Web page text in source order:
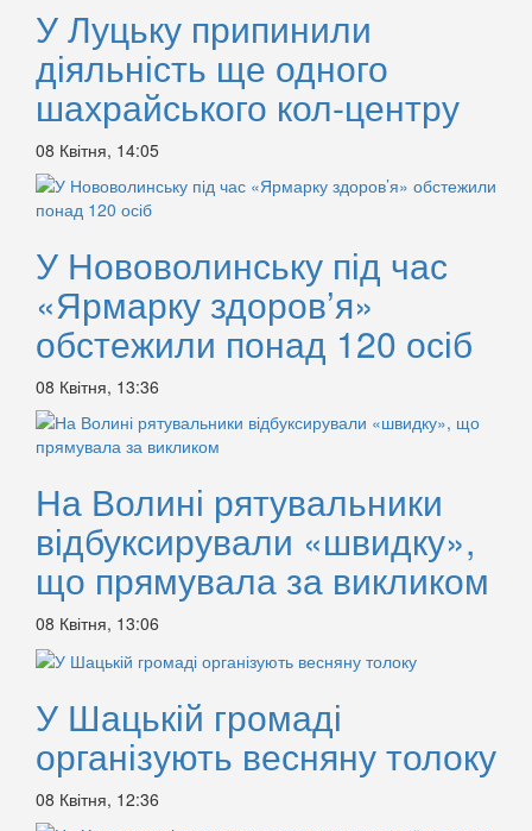
У Луцьку припинили
діяльність ще одного
шахрайського кол-центру
08 Квітня, 14:05
У Нововолинську під час
«Ярмарку здоров’я»
обстежили понад 120 осіб
08 Квітня, 13:36
На Волині рятувальники
відбуксирували «швидку»,
що прямувала за викликом
08 Квітня, 13:06
У Шацькій громаді
організують весняну толоку
08 Квітня, 12:36